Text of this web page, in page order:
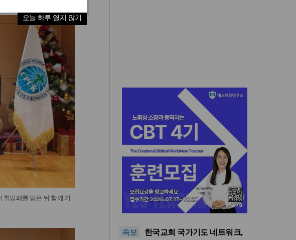
오늘 하루 열지 않기
임패를 받은 뒤 함께 기
속보
한기연 “전쟁을 부르는 정책을
중단하라”
정신건강 치료 인프라 부족…
중증 입원·재활 확충 과제
선교의 현장
한국교회 국가기도 네트워크,